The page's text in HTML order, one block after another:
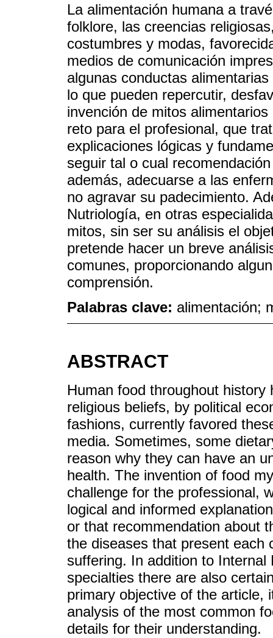
La alimentación humana a
folklore, las creencias
costumbres y modas,
medios de comunicación
algunas conductas
lo que pueden repercutir,
invención de mitos
reto para el profesional, que
explicaciones lógicas y
seguir tal o cual
además, adecuarse a las
no agravar su padecimiento.
Nutriología, en otras
mitos, sin ser su análisis el
pretende hacer un breve
comunes, proporcionando
comprensión.
Palabras clave: alimentación;
ABSTRACT
Human food throughout
religious beliefs, by political
fashions, currently favored
media. Sometimes, some
reason why they can have an
health. The invention of food
challenge for the professional,
logical and informed
or that recommendation about
the diseases that present each
suffering. In addition to
specialties there are also
primary objective of the article,
analysis of the most common
details for their understanding.